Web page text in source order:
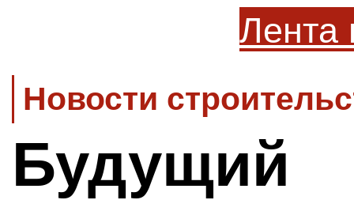
Лента
Новости
Будущий